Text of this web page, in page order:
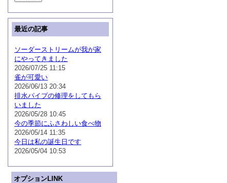
最近の記事
ソーダーストリームが我が家
にやってきました
2026/07/25 11:15
雀が可愛い
2026/06/13 20:34
排水パイプの修理をしてもら
いました
2026/05/28 10:45
今の季節にふさわしい食べ物
2026/05/14 11:35
今日は私の誕生日です
2026/05/04 10:53
オプションLINK